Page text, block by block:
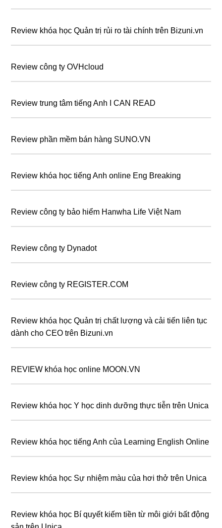
Review khóa học Quản trị rủi ro tài chính trên Bizuni.vn
Review công ty OVHcloud
Review trung tâm tiếng Anh I CAN READ
Review phần mềm bán hàng SUNO.VN
Review khóa học tiếng Anh online Eng Breaking
Review công ty bảo hiểm Hanwha Life Việt Nam
Review công ty Dynadot
Review công ty REGISTER.COM
Review khóa học Quản trị chất lượng và cải tiến liên tục
dành cho CEO trên Bizuni.vn
REVIEW khóa học online MOON.VN
Review khóa học Y học dinh dưỡng thực tiễn trên Unica
Review khóa học tiếng Anh của Learning English Online
Review khóa học Sự nhiệm màu của hơi thở trên Unica
Review khóa học Bí quyết kiếm tiền từ môi giới bất động